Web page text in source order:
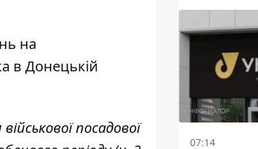
на
в Донецькій
посадової
07:14